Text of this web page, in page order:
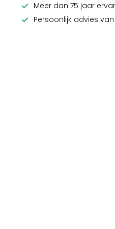
Meer dan 75 jaar
Persoonlijk advies